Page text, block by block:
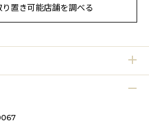
置き可能店舗を調べる